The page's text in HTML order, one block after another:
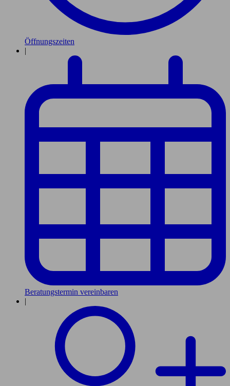
Öffnungszeiten
|
Beratungstermin vereinbaren
|